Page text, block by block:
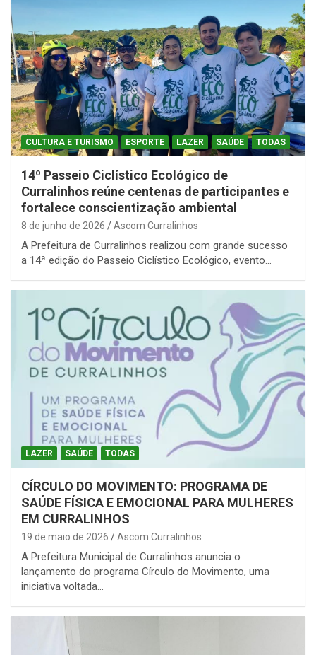
CULTURA E TURISMO ESPORTE LAZER SAÚDE TODAS
14º Passeio Ciclístico Ecológico de
Curralinhos reúne centenas de participantes e
fortalece conscientização ambiental
8 de junho de 2026 Ascom Curralinhos
A Prefeitura de Curralinhos realizou com grande sucesso
a 14ª edição do Passeio Ciclístico Ecológico, evento…
LAZER SAÚDE TODAS
CÍRCULO DO MOVIMENTO: PROGRAMA DE
SAÚDE FÍSICA E EMOCIONAL PARA MULHERES
EM CURRALINHOS
19 de maio de 2026 Ascom Curralinhos
A Prefeitura Municipal de Curralinhos anuncia o
lançamento do programa Círculo do Movimento, uma
iniciativa voltada…